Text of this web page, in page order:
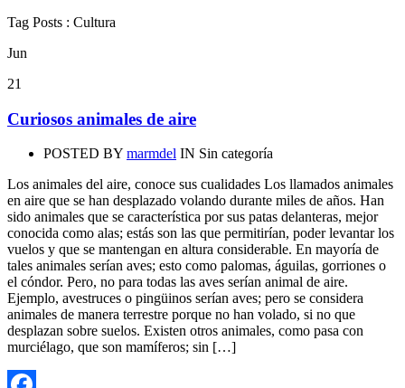
Tag Posts : Cultura
Jun
21
Curiosos animales de aire
POSTED BY marmdel IN Sin categoría
Los animales del aire, conoce sus cualidades Los llamados animales
en aire que se han desplazado volando durante miles de años. Han
sido animales que se característica por sus patas delanteras, mejor
conocida como alas; estás son las que permitirían, poder levantar los
vuelos y que se mantengan en altura considerable. En mayoría de
tales animales serían aves; esto como palomas, águilas, gorriones o
el cóndor. Pero, no para todas las aves serían animal de aire.
Ejemplo, avestruces o pingüinos serían aves; pero se considera
animales de manera terrestre porque no han volado, si no que
desplazan sobre suelos. Existen otros animales, como pasa con
murciélago, que son mamíferos; sin […]